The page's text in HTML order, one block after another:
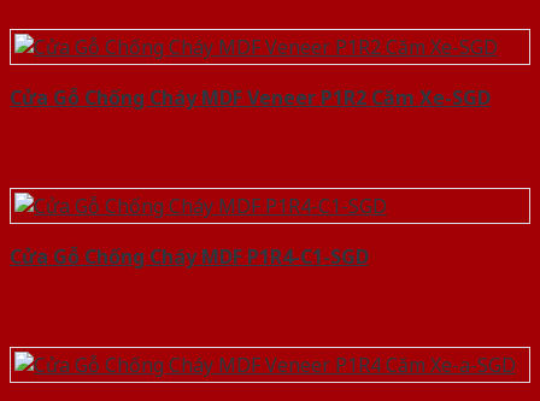
Cửa Gỗ Chống Cháy MDF Veneer P1R2 Căm Xe-SGD
Cửa Gỗ Chống Cháy MDF P1R4-C1-SGD